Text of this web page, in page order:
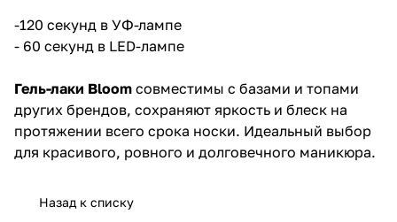
-120 секунд в УФ-лампе
- 60 секунд в LED-лампе
Гель-лаки Bloom совместимы с базами и топами
других брендов, сохраняют яркость и блеск на
протяжении всего срока носки. Идеальный выбор
для красивого, ровного и долговечного маникюра.
Назад к списку